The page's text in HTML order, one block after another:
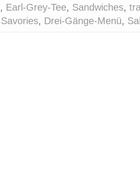
, Earl-Grey-Tee, Sandwiches,
Savories, Drei-Gänge-Menü,